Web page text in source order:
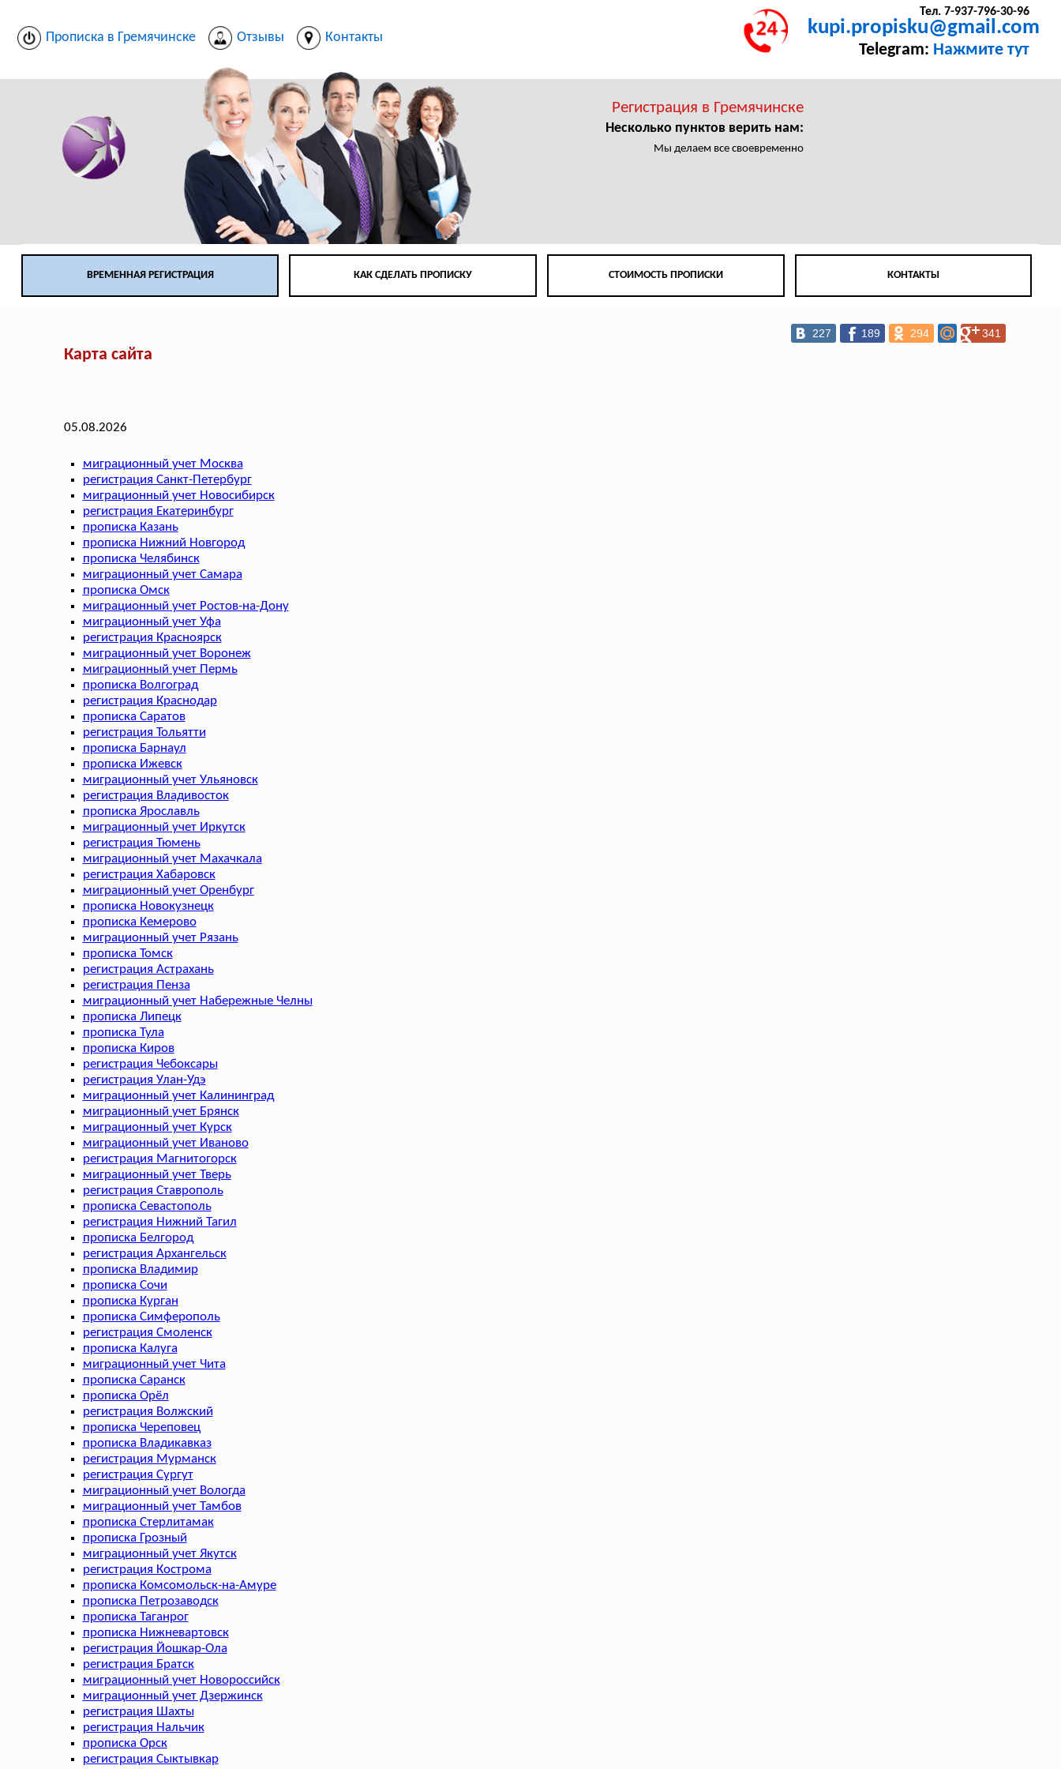
Прописка в Гремячинске Отзывы Контакты
Тел. 7-937-796-30-96
kupi.propisku@gmail.com
Telegram: Нажмите тут
Регистрация в Гремячинске
Несколько пунктов верить нам:
Мы делаем все своевременно
ВРЕМЕННАЯ РЕГИСТРАЦИЯ КАК СДЕЛАТЬ ПРОПИСКУ СТОИМОСТЬ ПРОПИСКИ КОНТАКТЫ
227 189 294 341
Карта сайта
05.08.2026
миграционный учет Москва
регистрация Санкт-Петербург
миграционный учет Новосибирск
регистрация Екатеринбург
прописка Казань
прописка Нижний Новгород
прописка Челябинск
миграционный учет Самара
прописка Омск
миграционный учет Ростов-на-Дону
миграционный учет Уфа
регистрация Красноярск
миграционный учет Воронеж
миграционный учет Пермь
прописка Волгоград
регистрация Краснодар
прописка Саратов
регистрация Тольятти
прописка Барнаул
прописка Ижевск
миграционный учет Ульяновск
регистрация Владивосток
прописка Ярославль
миграционный учет Иркутск
регистрация Тюмень
миграционный учет Махачкала
регистрация Хабаровск
миграционный учет Оренбург
прописка Новокузнецк
прописка Кемерово
миграционный учет Рязань
прописка Томск
регистрация Астрахань
регистрация Пенза
миграционный учет Набережные Челны
прописка Липецк
прописка Тула
прописка Киров
регистрация Чебоксары
регистрация Улан-Удэ
миграционный учет Калининград
миграционный учет Брянск
миграционный учет Курск
миграционный учет Иваново
регистрация Магнитогорск
миграционный учет Тверь
регистрация Ставрополь
прописка Севастополь
регистрация Нижний Тагил
прописка Белгород
регистрация Архангельск
прописка Владимир
прописка Сочи
прописка Курган
прописка Симферополь
регистрация Смоленск
прописка Калуга
миграционный учет Чита
прописка Саранск
прописка Орёл
регистрация Волжский
прописка Череповец
прописка Владикавказ
регистрация Мурманск
регистрация Сургут
миграционный учет Вологда
миграционный учет Тамбов
прописка Стерлитамак
прописка Грозный
миграционный учет Якутск
регистрация Кострома
прописка Комсомольск-на-Амуре
прописка Петрозаводск
прописка Таганрог
прописка Нижневартовск
регистрация Йошкар-Ола
регистрация Братск
миграционный учет Новороссийск
миграционный учет Дзержинск
регистрация Шахты
регистрация Нальчик
прописка Орск
регистрация Сыктывкар